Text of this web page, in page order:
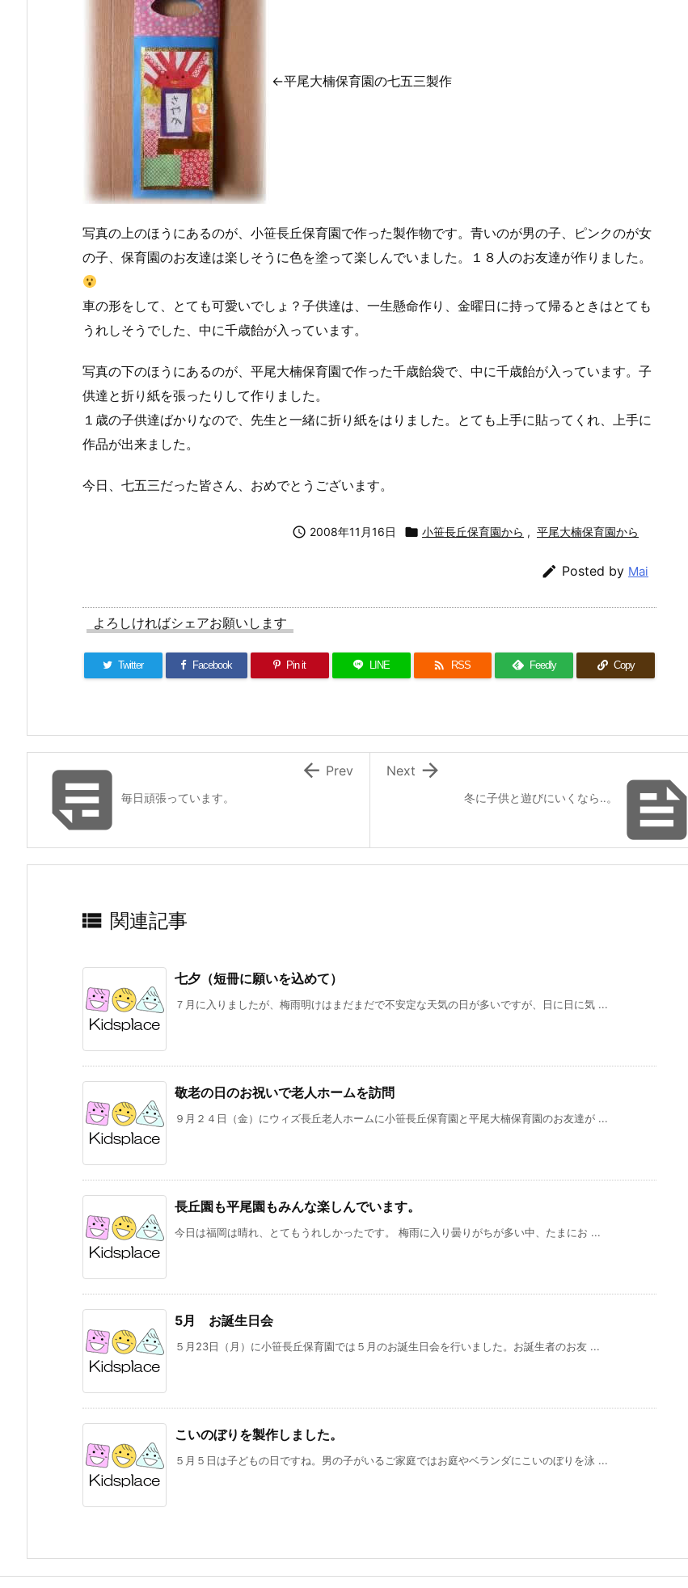
←平尾大楠保育園の七五三製作
写真の上のほうにあるのが、小笹長丘保育園で作った製作物です。青いのが男の子、ピンクのが女
の子、保育園のお友達は楽しそうに色を塗って楽しんでいました。１８人のお友達が作りました。
車の形をして、とても可愛いでしょ？子供達は、一生懸命作り、金曜日に持って帰るときはとても
うれしそうでした、中に千歳飴が入っています。
写真の下のほうにあるのが、平尾大楠保育園で作った千歳飴袋で、中に千歳飴が入っています。子
供達と折り紙を張ったりして作りました。
１歳の子供達ばかりなので、先生と一緒に折り紙をはりました。とても上手に貼ってくれ、上手に
作品が出来ました。
今日、七五三だった皆さん、おめでとうございます。
 2008年11月16日  小笹長丘保育園から , 平尾大楠保育園から
 Posted by Mai
よろしければシェアお願いします
Twitter Facebook Pin it LINE  RSS Feedly Copy

冬に子供と遊びにいくなら‥。

Next
毎日頑張っています。
 Prev
 関連記事
七夕（短冊に願いを込めて）
７月に入りましたが、梅雨明けはまだまだで不安定な天気の日が多いですが、日に日に気 ...
敬老の日のお祝いで老人ホームを訪問
９月２４日（金）にウィズ長丘老人ホームに小笹長丘保育園と平尾大楠保育園のお友達が ...
長丘園も平尾園もみんな楽しんでいます。
今日は福岡は晴れ、とてもうれしかったです。 梅雨に入り曇りがちが多い中、たまにお ...
5月 お誕生日会
５月23日（月）に小笹長丘保育園では５月のお誕生日会を行いました。お誕生者のお友 ...
こいのぼりを製作しました。
５月５日は子どもの日ですね。男の子がいるご家庭ではお庭やベランダにこいのぼりを泳 ...